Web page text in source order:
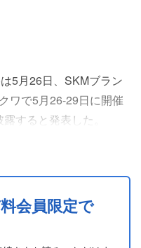
5月26日、SKMブラン
ワで5月26-29日に開催
すると発表した。
ニバン、9人乗りのミニ
定される。
の....
会員限定で